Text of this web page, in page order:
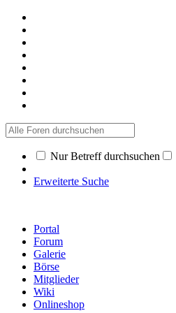
Nur Betreff durchsuchen
Erweiterte Suche
Portal
Forum
Galerie
Börse
Mitglieder
Wiki
Onlineshop